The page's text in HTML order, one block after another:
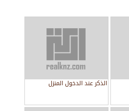
الذكر عند الدخول المنزل